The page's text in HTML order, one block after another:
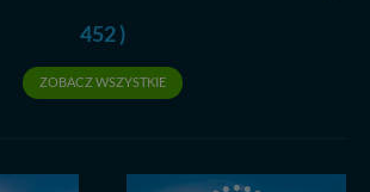
452 )
ZOBACZ WSZYSTKIE